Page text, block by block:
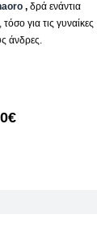
, δρά ενάντια
για τις γυναίκες
άνδρες.
€